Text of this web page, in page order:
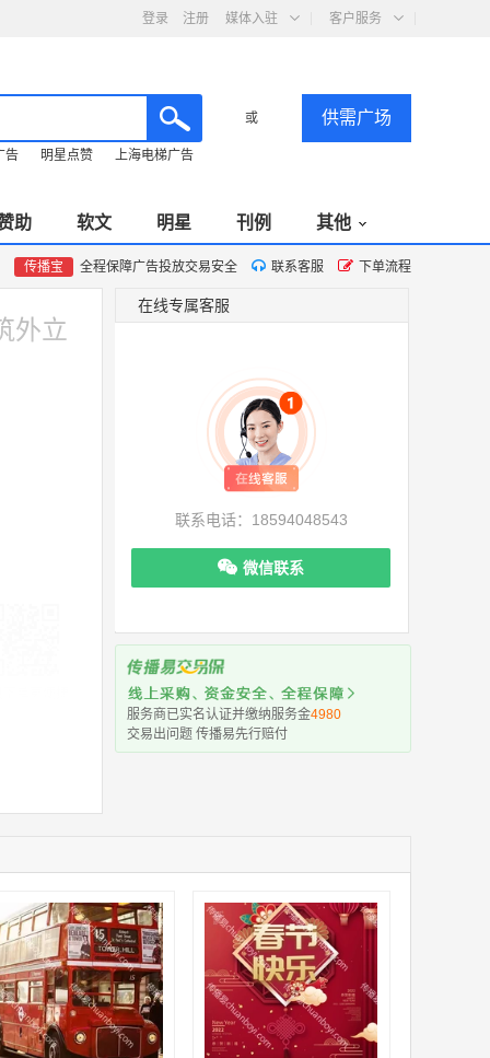
登录 注册 媒体入驻 客户服务
或 供需广场
告 明星点赞 上海电梯广告
助 软文 明星 刊例 其他
传播宝 全程保障广告投放交易安全 联系客服 下单流程
外立
在线专属客服
联系电话：18594048543
微信联系
服务商已实名认证并缴纳服务金4980
交易出问题 传播易先行赔付